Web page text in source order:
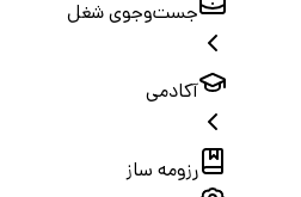
جست‌و‌جوی شغل
آکادمی
رزومه ساز